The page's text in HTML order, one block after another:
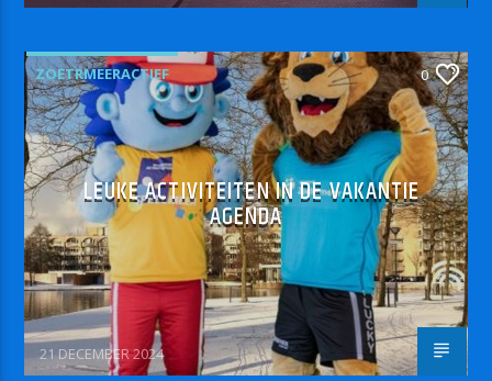
ZOETRMEERACTIEF 0
LEUKE ACTIVITEITEN IN DE VAKANTIE
AGENDA
21 DECEMBER 2024